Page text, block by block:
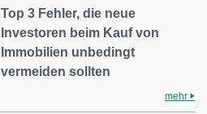
Top 3 Fehler, die neue
Investoren beim Kauf von
Immobilien unbedingt
vermeiden sollten
mehr